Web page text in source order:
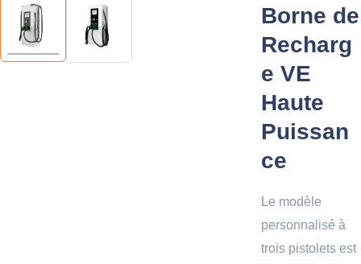
Borne de
Recharg
e VE
Haute
Puissan
ce
Le modèle
personnalisé à
trois pistolets est